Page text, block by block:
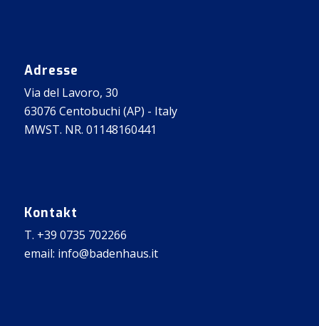
Adresse
Via del Lavoro, 30
63076 Centobuchi (AP) - Italy
MWST. NR. 01148160441
Kontakt
T. +39 0735 702266
email: info@badenhaus.it